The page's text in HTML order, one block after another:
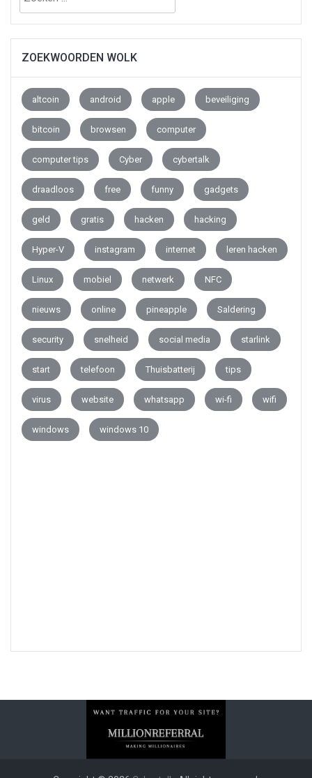
naar:
ZOEKWOORDEN WOLK
altcoin android apple beveiliging
bitcoin browsen computer
computer tips Cyber cybertalk
draadloos free funny gadgets
geld gratis hacken hacking
Hyper-V instagram internet leren hacken
Linux mobiel netwerk NFC
nieuws online pineapple Saldering
security snelheid social media starlink
start telefoon Thuisbatterij tips
virus website whatsapp wi-fi wifi
windows windows 10